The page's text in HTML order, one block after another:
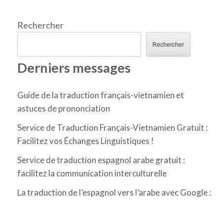
Rechercher
Rechercher
Derniers messages
Guide de la traduction français-vietnamien et
astuces de prononciation
Service de Traduction Français-Vietnamien Gratuit :
Facilitez vos Échanges Linguistiques !
Service de traduction espagnol arabe gratuit :
facilitez la communication interculturelle
La traduction de l’espagnol vers l’arabe avec Google :